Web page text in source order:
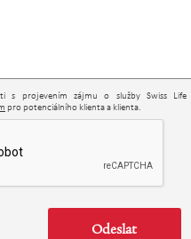
s projevením zájmu o služby Swiss
pro potenciálního klienta a klienta.